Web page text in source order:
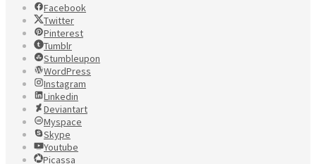
Facebook
Twitter
Pinterest
Tumblr
Stumbleupon
WordPress
Instagram
Linkedin
Deviantart
Myspace
Skype
Youtube
Picassa